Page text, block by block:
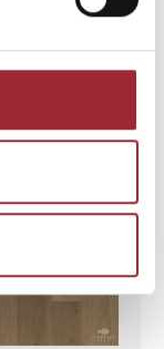
Windsor
€35,00per